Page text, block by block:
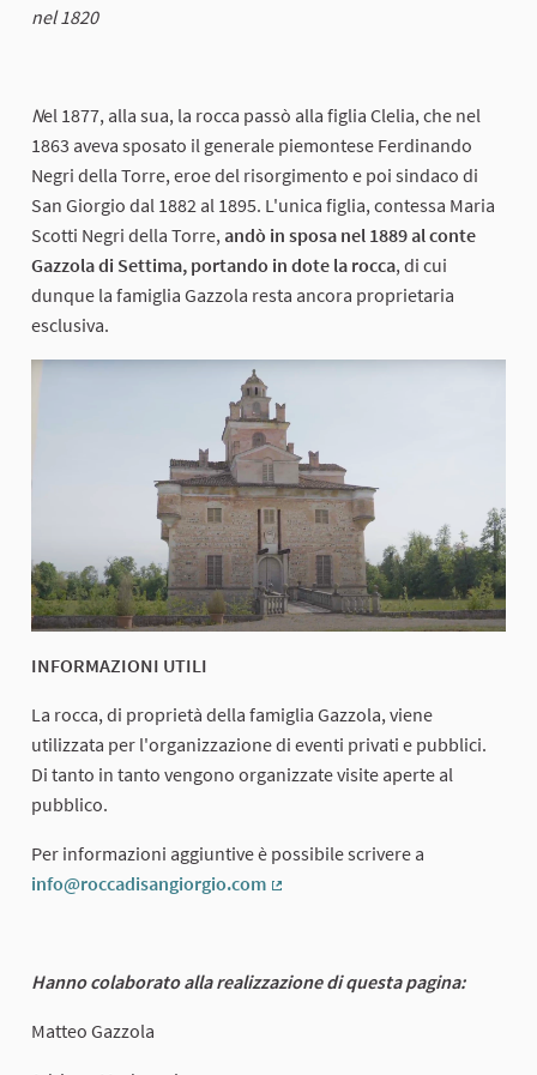
nel 1820
Nel 1877, alla sua, la rocca passò alla figlia Clelia, che nel
1863 aveva sposato il generale piemontese Ferdinando
Negri della Torre, eroe del risorgimento e poi sindaco di
San Giorgio dal 1882 al 1895. L'unica figlia, contessa Maria
Scotti Negri della Torre,andò in sposa nel 1889 al conte
Gazzola di Settima, portando in dote la rocca, di cui
dunque la famiglia Gazzola resta ancora proprietaria
esclusiva.
INFORMAZIONI UTILI
La rocca, di proprietà della famiglia Gazzola, viene
utilizzata per l'organizzazione di eventi privati e pubblici.
Di tanto in tanto vengono organizzate visite aperte al
pubblico.
Per informazioni aggiuntive è possibile scrivere a
info@roccadisangiorgio.com
Hanno colaborato alla realizzazione di questa pagina:
Matteo Gazzola